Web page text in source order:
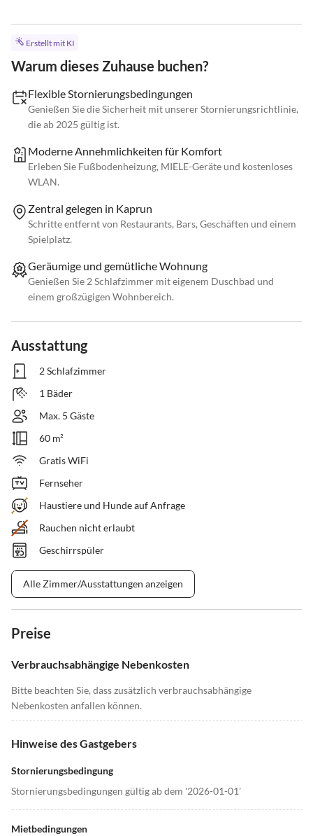
Erstellt mit KI
Warum dieses Zuhause buchen?
Flexible Stornierungsbedingungen
Genießen Sie die Sicherheit mit unserer Stornierungsrichtlinie,
die ab 2025 gültig ist.
Moderne Annehmlichkeiten für Komfort
Erleben Sie Fußbodenheizung, MIELE-Geräte und kostenloses
WLAN.
Zentral gelegen in Kaprun
Schritte entfernt von Restaurants, Bars, Geschäften und einem
Spielplatz.
Geräumige und gemütliche Wohnung
Genießen Sie 2 Schlafzimmer mit eigenem Duschbad und
einem großzügigen Wohnbereich.
Ausstattung
2 Schlafzimmer
1 Bäder
Max. 5 Gäste
60 m²
Gratis WiFi
Fernseher
Haustiere und Hunde auf Anfrage
Rauchen nicht erlaubt
Geschirrspüler
Alle Zimmer/Ausstattungen anzeigen
Preise
Verbrauchsabhängige Nebenkosten
Bitte beachten Sie, dass zusätzlich verbrauchsabhängige
Nebenkosten anfallen können.
Hinweise des Gastgebers
Stornierungsbedingung
Stornierungsbedingungen gültig ab dem '2026-01-01'
Mietbedingungen